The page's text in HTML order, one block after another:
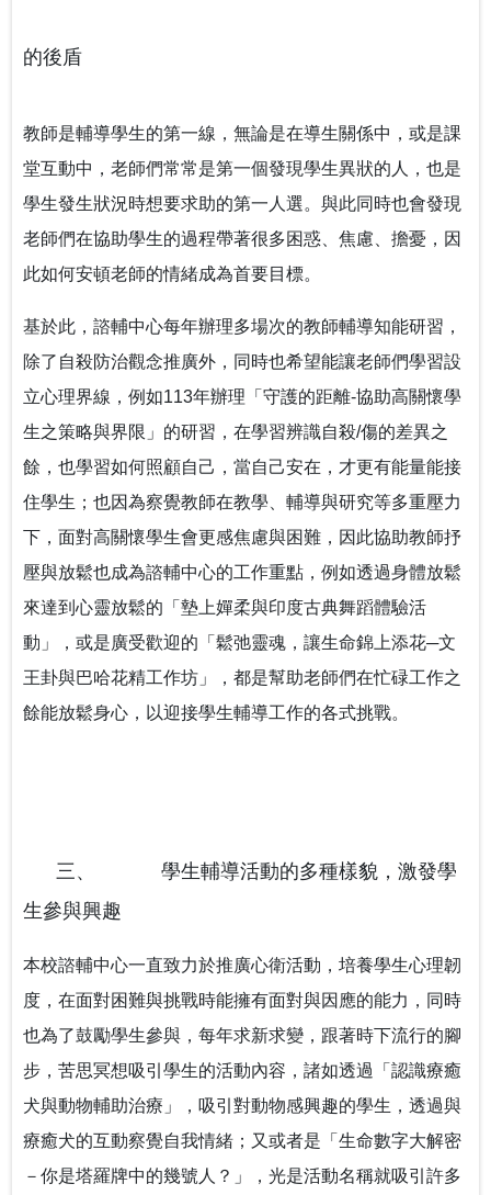
的後盾
教師是輔導學生的第一線，無論是在導生關係中，或是課
堂互動中，老師們常常是第一個發現學生異狀的人，也是
學生發生狀況時想要求助的第一人選。與此同時也會發現
老師們在協助學生的過程帶著很多困惑、焦慮、擔憂，因
此如何安頓老師的情緒成為首要目標。
基於此，諮輔中心每年辦理多場次的教師輔導知能研習，
除了自殺防治觀念推廣外，同時也希望能讓老師們學習設
立心理界線，例如113年辦理「守護的距離-協助高關懷學
生之策略與界限」的研習，在學習辨識自殺/傷的差異之
餘，也學習如何照顧自己，當自己安在，才更有能量能接
住學生；也因為察覺教師在教學、輔導與研究等多重壓力
下，面對高關懷學生會更感焦慮與困難，因此協助教師抒
壓與放鬆也成為諮輔中心的工作重點，例如透過身體放鬆
來達到心靈放鬆的「墊上嬋柔與印度古典舞蹈體驗活
動」，或是廣受歡迎的「鬆弛靈魂，讓生命錦上添花─文
王卦與巴哈花精工作坊」，都是幫助老師們在忙碌工作之
餘能放鬆身心，以迎接學生輔導工作的各式挑戰。
三、
學生輔導活動的多種樣貌，激發學
生參與興趣
本校諮輔中心一直致力於推廣心衛活動，培養學生心理韌
度，在面對困難與挑戰時能擁有面對與因應的能力，同時
也為了鼓勵學生參與，每年求新求變，跟著時下流行的腳
步，苦思冥想吸引學生的活動內容，諸如透過「認識療癒
犬與動物輔助治療」，吸引對動物感興趣的學生，透過與
療癒犬的互動察覺自我情緒；又或者是「生命數字大解密
－你是塔羅牌中的幾號人？」，光是活動名稱就吸引許多